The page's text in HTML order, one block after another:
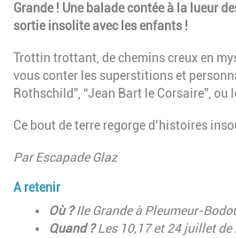
Grande ! Une balade contée à la lueur
sortie insolite avec les enfants !
Trottin trottant, de chemins creux en
vous conter les superstitions et
Rothschild”, “Jean Bart le Corsaire”, ou
Ce bout de terre regorge d’histoires
ParEscapade Glaz
A retenir
Où ?Ile Grande à Pleumeur-
Quand ?Les 10,17 et 24 juillet